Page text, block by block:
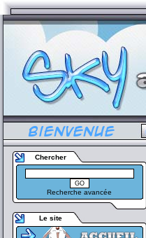
Chercher
Recherche avancée
Le site